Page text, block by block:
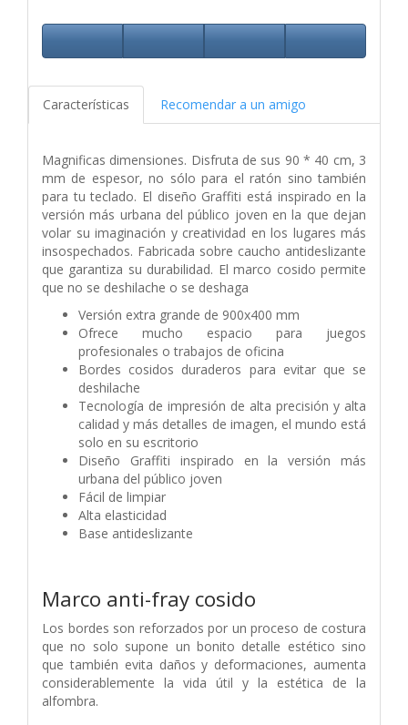
Características Recomendar a un amigo
Magnificas dimensiones. Disfruta de sus 90 * 40 cm, 3
mm de espesor, no sólo para el ratón sino también
para tu teclado. El diseño Graffiti está inspirado en la
versión más urbana del público joven en la que dejan
volar su imaginación y creatividad en los lugares más
insospechados. Fabricada sobre caucho antideslizante
que garantiza su durabilidad. El marco cosido permite
que no se deshilache o se deshaga
Versión extra grande de 900x400 mm
Ofrece mucho espacio para juegos
profesionales o trabajos de oficina
Bordes cosidos duraderos para evitar que se
deshilache
Tecnología de impresión de alta precisión y alta
calidad y más detalles de imagen, el mundo está
solo en su escritorio
Diseño Graffiti inspirado en la versión más
urbana del público joven
Fácil de limpiar
Alta elasticidad
Base antideslizante
Marco anti-fray cosido
Los bordes son reforzados por un proceso de costura
que no solo supone un bonito detalle estético sino
que también evita daños y deformaciones, aumenta
considerablemente la vida útil y la estética de la
alfombra.